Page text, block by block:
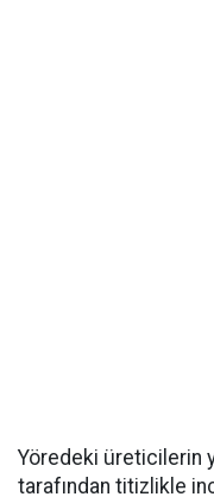
Yöredeki üreticilerin
tarafından titizlikle